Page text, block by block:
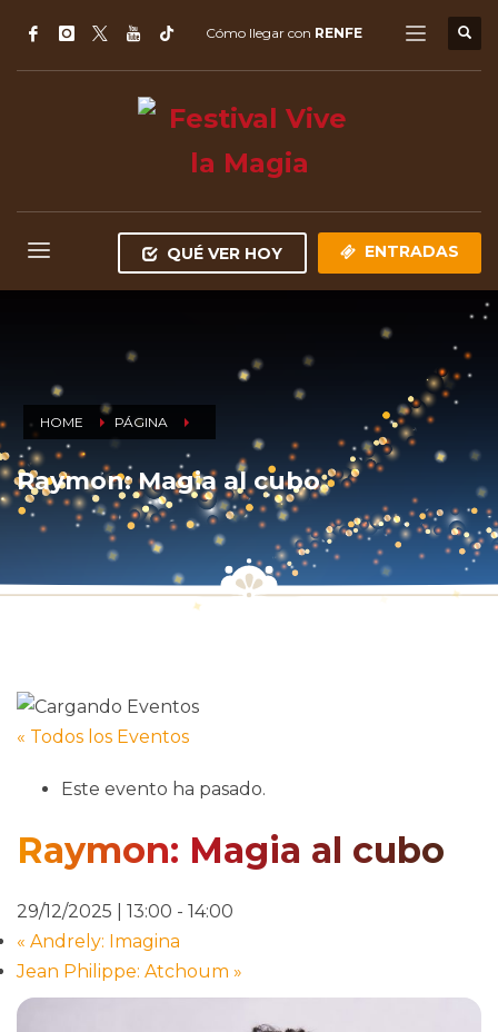
Cómo llegar con RENFE
QUÉ VER HOY ENTRADAS
HOME PÁGINA
Raymon: Magia al cubo
« Todos los Eventos
Este evento ha pasado.
Raymon: Magia al cubo
29/12/2025 | 13:00 - 14:00
« Andrely: Imagina
Jean Philippe: Atchoum »